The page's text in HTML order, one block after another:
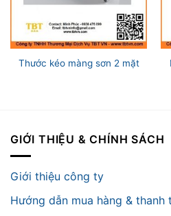
Thước kéo màng sơn 2 mặt
GIỚI THIỆU & CHÍNH SÁCH
Giới thiệu công ty
Hướng dẫn mua hàng & thanh